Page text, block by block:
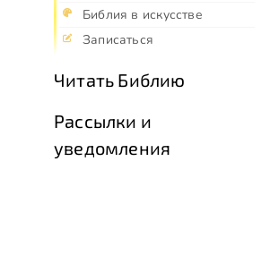
Библия в искусстве
Записаться
Читать Библию
Рассылки и
уведомления